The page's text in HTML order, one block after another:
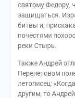
святому Федору,
защищаться.
битвы и,
почестями
реки Стырь.
Также Андрей
Перепетовом
летописец:
другим, то